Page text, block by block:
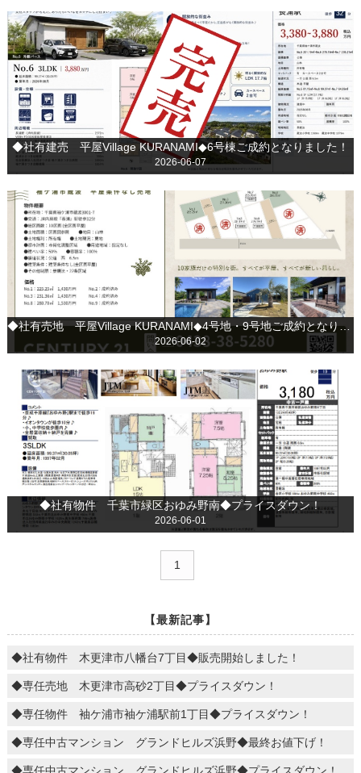
◆社有建売 平屋Village KURANAMI◆6号棟ご成約となりました！
2026-06-07
◆社有売地 平屋Village KURANAMI◆4号地・9号地ご成約となりました！
2026-06-02
◆社有物件 千葉市緑区おゆみ野南◆プライスダウン！
2026-06-01
1
【最新記事】
◆社有物件 木更津市八幡台7丁目◆販売開始しました！
◆専任売地 木更津市高砂2丁目◆プライスダウン！
◆専任物件 袖ケ浦市袖ケ浦駅前1丁目◆プライスダウン！
◆専任中古マンション グランドヒルズ浜野◆最終お値下げ！